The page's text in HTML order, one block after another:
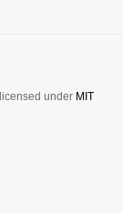
under MIT